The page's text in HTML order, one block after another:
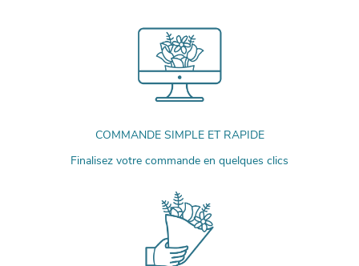
COMMANDE SIMPLE ET RAPIDE
Finalisez votre commande en quelques clics